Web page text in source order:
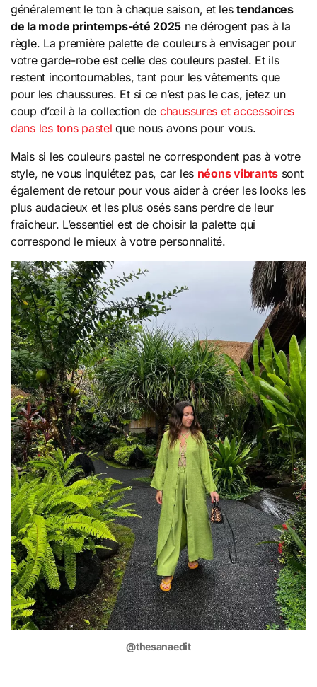
généralement le ton à chaque saison, et lestendances
de la mode printemps-été 2025 ne dérogent pas à la
règle. La première palette de couleurs à envisager pour
votre garde-robe est celle des couleurs pastel. Et ils
restent incontournables, tant pour les vêtements que
pour les chaussures. Et si ce n’est pas le cas, jetez un
coup d’œil à la collection de chaussures et accessoires
dans les tons pastel que nous avons pour vous.
Mais si les couleurs pastel ne correspondent pas à votre
style, ne vous inquiétez pas, car les néons vibrantssont
également de retour pour vous aider à créer les looks les
plus audacieux et les plus osés sans perdre de leur
fraîcheur. L’essentiel est de choisir la palette qui
correspond le mieux à votre personnalité.
@thesanaedit